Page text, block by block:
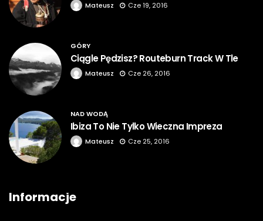
Mateusz Cze 19, 2016
GÓRY
Ciągle Pędzisz? Routeburn Track W Tle
Mateusz Cze 26, 2016
NAD WODĄ
Ibiza To Nie Tylko Wieczna Impreza
Mateusz Cze 25, 2016
Informacje